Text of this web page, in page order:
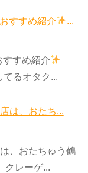
すすめ紹介 ...
すすめ紹介
てるオタク...
は、おたち...
、おたちゅう鶴
レーゲ...